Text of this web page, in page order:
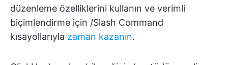
düzenleme özelliklerini kullanın ve verimli
biçimlendirme için /Slash Command
kısayollarıyla zaman kazanın.